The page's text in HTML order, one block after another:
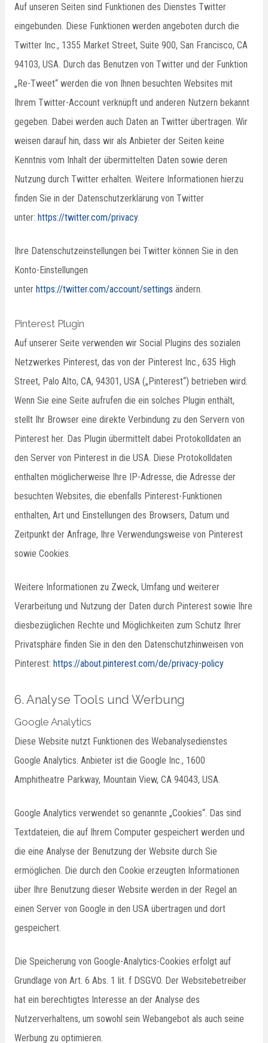
Auf unseren Seiten sind Funktionen des Dienstes Twitter
eingebunden. Diese Funktionen werden angeboten durch die
Twitter Inc., 1355 Market Street, Suite 900, San Francisco, CA
94103, USA. Durch das Benutzen von Twitter und der Funktion
„Re-Tweet“ werden die von Ihnen besuchten Websites mit
Ihrem Twitter-Account verknüpft und anderen Nutzern bekannt
gegeben. Dabei werden auch Daten an Twitter übertragen. Wir
weisen darauf hin, dass wir als Anbieter der Seiten keine
Kenntnis vom Inhalt der übermittelten Daten sowie deren
Nutzung durch Twitter erhalten. Weitere Informationen hierzu
finden Sie in der Datenschutzerklärung von Twitter
unter: https://twitter.com/privacy.
Ihre Datenschutzeinstellungen bei Twitter können Sie in den
Konto-Einstellungen
unter https://twitter.com/account/settings ändern.
Pinterest Plugin
Auf unserer Seite verwenden wir Social Plugins des sozialen
Netzwerkes Pinterest, das von der Pinterest Inc., 635 High
Street, Palo Alto, CA, 94301, USA („Pinterest“) betrieben wird.
Wenn Sie eine Seite aufrufen die ein solches Plugin enthält,
stellt Ihr Browser eine direkte Verbindung zu den Servern von
Pinterest her. Das Plugin übermittelt dabei Protokolldaten an
den Server von Pinterest in die USA. Diese Protokolldaten
enthalten möglicherweise Ihre IP-Adresse, die Adresse der
besuchten Websites, die ebenfalls Pinterest-Funktionen
enthalten, Art und Einstellungen des Browsers, Datum und
Zeitpunkt der Anfrage, Ihre Verwendungsweise von Pinterest
sowie Cookies.
Weitere Informationen zu Zweck, Umfang und weiterer
Verarbeitung und Nutzung der Daten durch Pinterest sowie Ihre
diesbezüglichen Rechte und Möglichkeiten zum Schutz Ihrer
Privatsphäre finden Sie in den den Datenschutzhinweisen von
Pinterest: https://about.pinterest.com/de/privacy-policy
6. Analyse Tools und Werbung
Google Analytics
Diese Website nutzt Funktionen des Webanalysedienstes
Google Analytics. Anbieter ist die Google Inc., 1600
Amphitheatre Parkway, Mountain View, CA 94043, USA.
Google Analytics verwendet so genannte „Cookies“. Das sind
Textdateien, die auf Ihrem Computer gespeichert werden und
die eine Analyse der Benutzung der Website durch Sie
ermöglichen. Die durch den Cookie erzeugten Informationen
über Ihre Benutzung dieser Website werden in der Regel an
einen Server von Google in den USA übertragen und dort
gespeichert.
Die Speicherung von Google-Analytics-Cookies erfolgt auf
Grundlage von Art. 6 Abs. 1 lit. f DSGVO. Der Websitebetreiber
hat ein berechtigtes Interesse an der Analyse des
Nutzerverhaltens, um sowohl sein Webangebot als auch seine
Werbung zu optimieren.